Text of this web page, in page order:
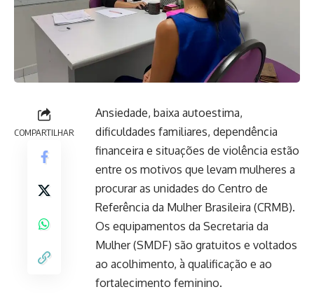
COMPARTILHAR
Ansiedade, baixa autoestima,
dificuldades familiares, dependência
financeira e situações de violência estão
entre os motivos que levam mulheres a
procurar as unidades do Centro de
Referência da Mulher Brasileira (CRMB).
Os equipamentos da Secretaria da
Mulher (SMDF) são gratuitos e voltados
ao acolhimento, à qualificação e ao
fortalecimento feminino.